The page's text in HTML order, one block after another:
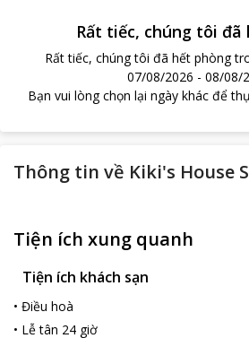
Rất tiếc, chúng tôi đã
Rất tiếc, chúng tôi đã hết phòng
07/08/2026 - 08/08/
Bạn vui lòng chọn lại ngày khác để
Thông tin về Kiki's House
Tiện ích xung quanh
Tiện ích khách sạn
• Điều hoà
• Lễ tân 24 giờ